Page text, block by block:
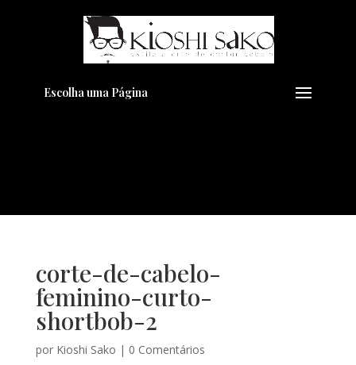
Escolha uma Página
corte-de-cabelo-
feminino-curto-
shortbob-2
por Kioshi Sako | 0 Comentários
Pensando em transformar seu
Visual??